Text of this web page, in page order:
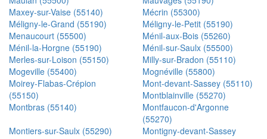
Maxey-sur-Vaise (55140)
Mécrin (55300)
Méligny-le-Grand (55190)
Méligny-le-Petit (55190)
Menaucourt (55500)
Ménil-aux-Bois (55260)
Ménil-la-Horgne (55190)
Ménil-sur-Saulx (55500)
Merles-sur-Loison (55150)
Milly-sur-Bradon (55110)
Mogeville (55400)
Mognéville (55800)
Moirey-Flabas-Crépion
(55150)
Mont-devant-Sassey (55110)
Montblainville (55270)
Montbras (55140)
Montfaucon-d'Argonne
(55270)
Montiers-sur-Saulx (55290)
Montigny-devant-Sassey